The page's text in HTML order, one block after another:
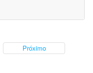
Próximo